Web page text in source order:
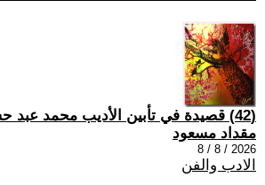
(42) قصيدة في تأبين الأديب محمد عبد حسن
مقداد مسعود
2026 / 8 / 8
الادب والفن